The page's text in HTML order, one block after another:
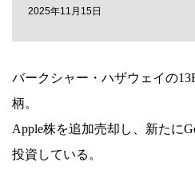
2025年11月15日
バークシャー・ハザウェイの
柄。
Apple株を追加売却し、新たに
投資している。